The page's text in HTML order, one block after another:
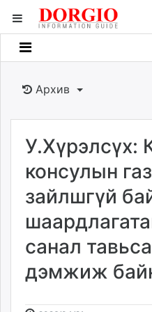
Мэдээллийн
Банк санхүү
Бизнес ААН
Төрийн
Нийслэлийн
dorgio.mn
Gogo.mn
news.mn
zindaa.mn
tovch.mn
Архив
У.Хүрэлсүх:
консулын
зайлшгүй
санал
дэмжиж